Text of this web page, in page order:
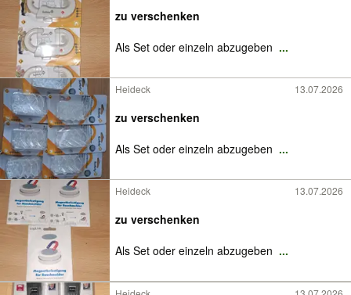
zu verschenken
Als Set oder einzeln abzugeben ...
Heideck 13.07.2026
zu verschenken
Als Set oder einzeln abzugeben ...
Heideck 13.07.2026
zu verschenken
Als Set oder einzeln abzugeben ...